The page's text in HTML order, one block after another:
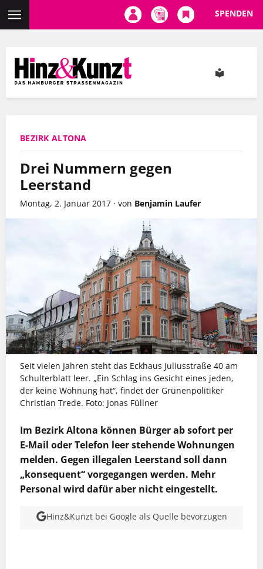
Inhalt
SPENDEN
BEZIRK ALTONA
Drei Nummern gegen
Leerstand
Montag, 2. Januar 2017 · von Benjamin Laufer
Seit vielen Jahren steht das Eckhaus Juliusstraße 40 am
Schulterblatt leer. „Ein Schlag ins Gesicht eines jeden,
der keine Wohnung hat“, findet der Grünenpolitiker
Christian Trede. Foto: Jonas Füllner
Im Bezirk Altona können Bürger ab sofort per
E-Mail oder Telefon leer stehende Wohnungen
melden. Gegen illegalen Leerstand soll dann
„konsequent“ vorgegangen werden. Mehr
Personal wird dafür aber nicht eingestellt.
Hinz&Kunzt bei Google als Quelle bevorzugen